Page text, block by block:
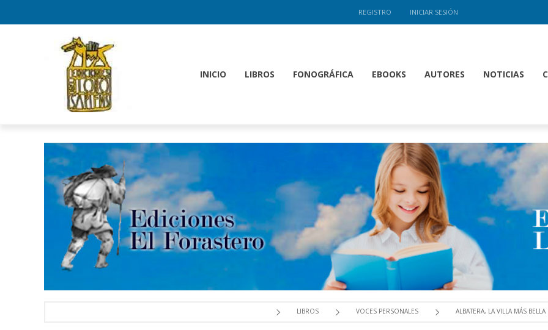
REGISTRO INICIAR SESIÓN
INICIO LIBROS FONOGRÁFICA EBOOKS AUTORES NOTICIAS
LIBROS VOCES PERSONALES ALBATERA, LA VILLA MÁS BELLA